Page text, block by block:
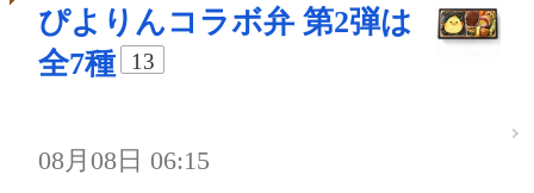
ぴよりんコラボ弁 第2弾は
全7種
13
08月08日 06:15